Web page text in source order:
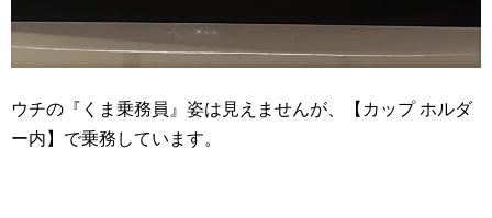
ウチの『くま乗務員』姿は見えませんが、【カップ ホルダ
ー内】で乗務しています。